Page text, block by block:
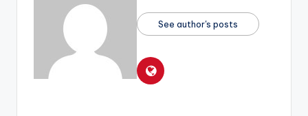
See author's posts